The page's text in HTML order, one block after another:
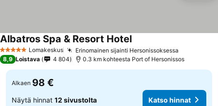
5 TähtiluokitusLomakeskus Erinomainen sijainti Hersonissoksessa
Albatros Spa & Resort Hotel
8,9 Loistava 4 804 0.3 km kohteesta Port of Hersonissos
Alkaen 98 €
Näytä hinnat 12 sivustolta Katso hinnat